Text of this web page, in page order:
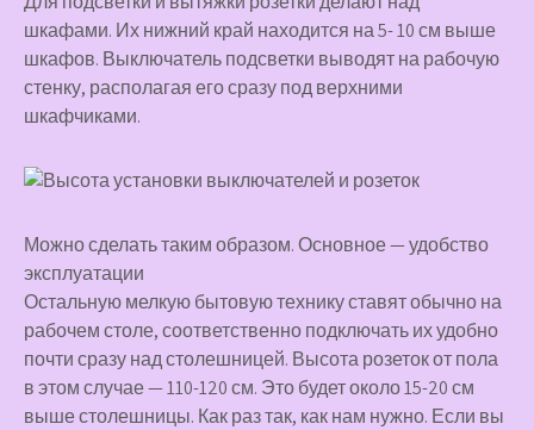
шкафами. Их нижний край находится на 5- 10 см выше
шкафов. Выключатель подсветки выводят на рабочую
стенку, располагая его сразу под верхними
шкафчиками.
Можно сделать таким образом. Основное — удобство
эксплуатации
Остальную мелкую бытовую технику ставят обычно на
рабочем столе, соответственно подключать их удобно
почти сразу над столешницей. Высота розеток от пола
в этом случае — 110-120 см. Это будет около 15-20 см
выше столешницы. Как раз так, как нам нужно. Если вы